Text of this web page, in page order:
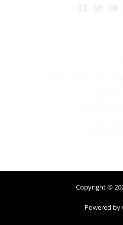
Copyright ©
Powered by